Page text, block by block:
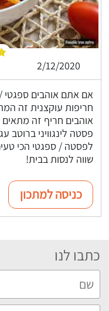
2/12/2020
אם אתם אוהבים ספגטי
חריפות עוקצנית זה
אוהבים חריף זה מתאים
פסטה לינגוויני
לפסטה / ספגטי הכי
שווה לנסות בבית!
כניסה למתכון
כתבו לנו